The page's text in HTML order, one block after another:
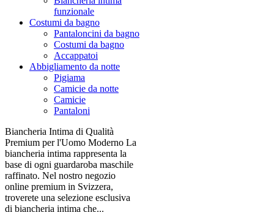
funzionale
Costumi da bagno
Pantaloncini da bagno
Costumi da bagno
Accappatoi
Abbigliamento da notte
Pigiama
Camicie da notte
Camicie
Pantaloni
Biancheria Intima di Qualità
Premium per l'Uomo Moderno La
biancheria intima rappresenta la
base di ogni guardaroba maschile
raffinato. Nel nostro negozio
online premium in Svizzera,
troverete una selezione esclusiva
di biancheria intima che...